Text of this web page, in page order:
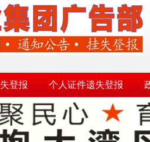
登报 个人证件遗失登报